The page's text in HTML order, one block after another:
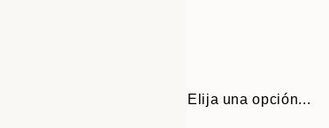
Elija una opción...